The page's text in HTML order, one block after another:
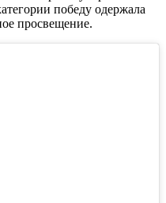
победу одержала
просвещение.